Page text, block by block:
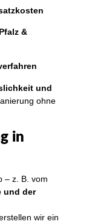
&
und
ohne
in
– z. B. vom
und der
wir ein